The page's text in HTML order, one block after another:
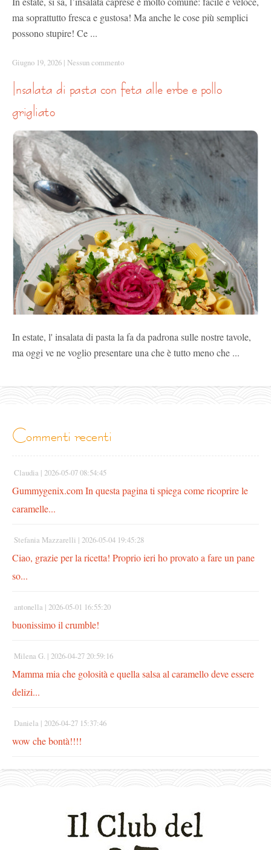
ma soprattutto fresca e gustosa! Ma anche le cose più semplici
possono stupire! Ce ...
Giugno 19, 2026 | Nessun commento
grigliato
In estate, l' insalata di pasta la fa da padrona sulle nostre tavole,
ma oggi ve ne voglio presentare una che è tutto meno che ...
commenti recenti
Claudia | 2026-05-07 08:54:45
Gummygenix.com In questa pagina ti spiega come ricoprire le
caramelle...
Stefania Mazzarelli | 2026-05-04 19:45:28
Ciao, grazie per la ricetta! Proprio ieri ho provato a fare un pane
so...
antonella | 2026-05-01 16:55:20
buonissimo il crumble!
Milena G. | 2026-04-27 20:59:16
Mamma mia che golosità e quella salsa al caramello deve essere
delizi...
Daniela | 2026-04-27 15:37:46
wow che bontà!!!!